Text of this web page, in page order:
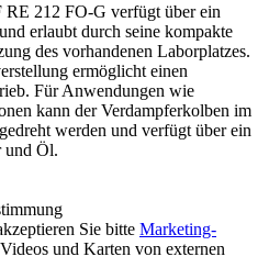
212 FO-G verfügt über ein
erlaubt durch seine kompakte
des vorhandenen Laborplatzes.
ermöglicht einen
Für Anwendungen wie
kann der Verdampferkolben im
werden und verfügt über ein
und Öl.
Sie bitte Marketing-
und Karten von externen